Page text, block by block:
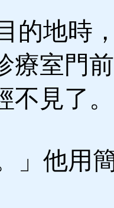
地時
療室門
見了。
」他用